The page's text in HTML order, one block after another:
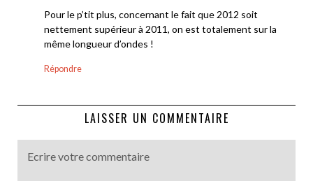
Pour le p’tit plus, concernant le fait que 2012 soit
nettement supérieur à 2011, on est totalement sur la
même longueur d’ondes !
Répondre
LAISSER UN COMMENTAIRE